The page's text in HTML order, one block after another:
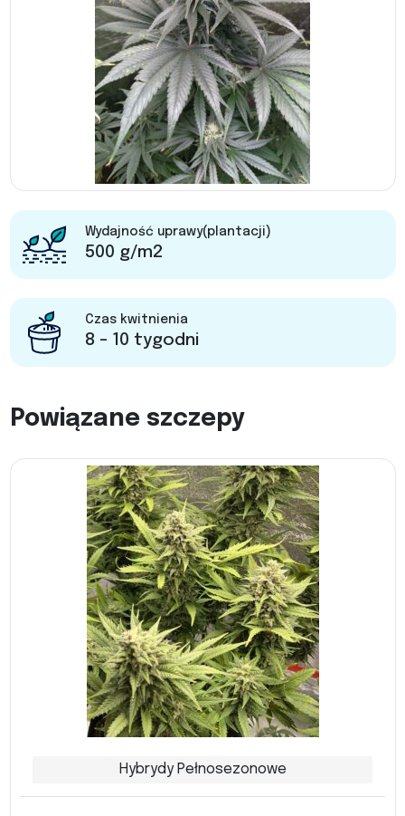
Wydajność uprawy(plantacji)
500 g/m2
Czas kwitnienia
8 - 10 tygodni
Powiązane szczepy
Hybrydy Pełnosezonowe